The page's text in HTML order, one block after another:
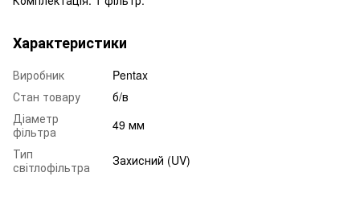
Характеристики
Виробник
Pentax
Стан товару
б/в
Діаметр
фільтра
49 мм
Тип
світлофільтра
Захисний (UV)